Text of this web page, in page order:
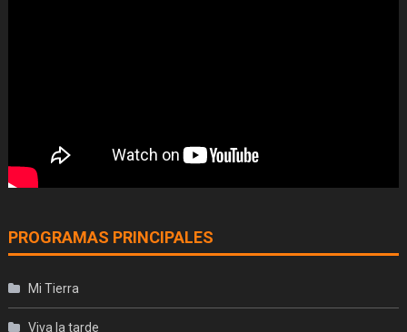
PROGRAMAS PRINCIPALES
Mi Tierra
Viva la tarde